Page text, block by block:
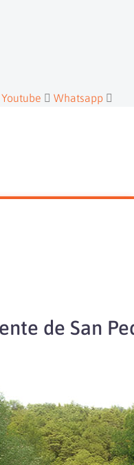
Youtube Whatsapp
de San